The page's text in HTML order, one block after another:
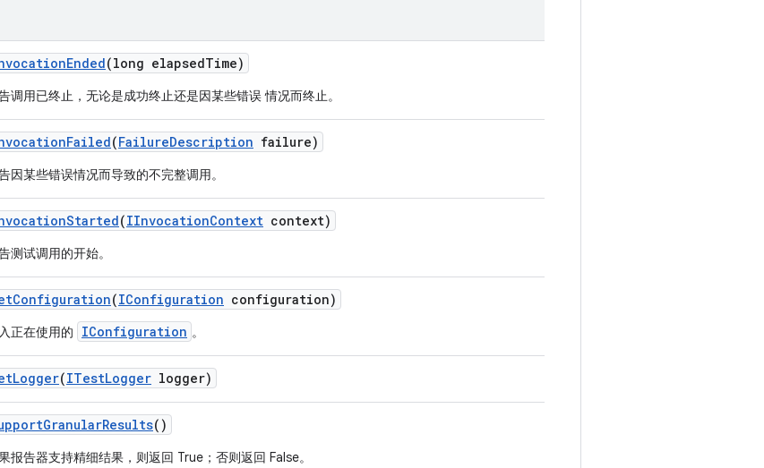
Ended(long elapsedTime)
调用已终止，无论是成功终止还是因某些错误 情况而终止。
Failed(FailureDescription failure)
因某些错误情况而导致的不完整调用。
Started(IInvocationContext context)
测试调用的开始。
Configuration(IConfiguration configuration)
正在使用的 IConfiguration 。
Logger(ITestLogger logger)
GranularResults()
报告器支持精细结果，则返回 True；否则返回 False。